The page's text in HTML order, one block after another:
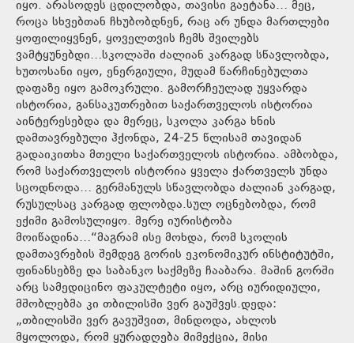
იყო. არასოდეს ცდილობდა, თავისი გაეტანა… მეც,
როცა სხვებთან ჩხუბობდნენ, რაც არ უნდა მართლები
ყოფილიყვნენ, ყოველთვის ჩემს შვილებს
ვამტყუნებდი…სკოლაში ძალიან კარგად სწავლობდა,
ხუთოსანი იყო, ენერგიული, მუდამ წარჩინებულთა
დაფაზე იყო გამოკრული. გამორჩეულად უყვარდა
ისტორია, განსაკუთრებით საქართველოს ისტორია
აინტერესებდა და მერეც, სკოლა კარგა ხნის
დამთავრებული ჰქონდა, 24-25 წლისამ თავიდან
გადაიკითხა მთელი საქართველოს ისტორია. ამბობდა,
რომ საქართველოს ისტორია ყველა ქართველს უნდა
სცოდნოდა… გერმანულს სწავლობდა ძალიან კარგად,
რუსულსაც კარგად ფლობდა.სულ ოცნებობდა, რომ
ექიმი გამოსულიყო. მერე იურისტობა
მოიწადინა…“მაგრამ ისე მოხდა, რომ სკოლის
დამთავრების შემდეგ გორის ეკონომიკურ ინსტიტუტში,
ფინანსებზე და საბანკო საქმეზე ჩააბარა. მაშინ გორში
არც სამედიცინო ფაკულტეტი იყო, არც იურიდიული,
მშობლებმა კი თბილისში ვერ გაუშვეს.დედა:
„თბილისში ვერ გავუშვით, მინდოდა, ახლოს
მყოლოდა, რომ ყურადღება მიმექცია, მისი